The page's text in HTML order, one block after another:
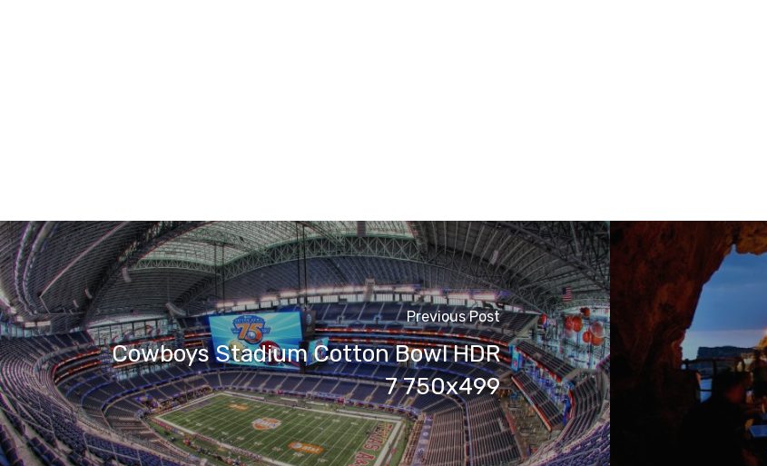
Previous Post
Cowboys Stadium Cotton Bowl HDR
7 750x499